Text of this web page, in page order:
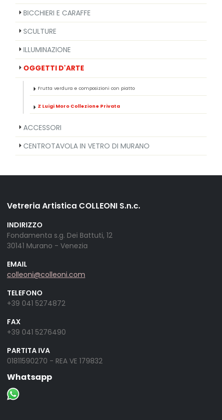
BICCHIERI E CARAFFE
SCULTURE
ILLUMINAZIONE
OGGETTI D'ARTE
Frutta verdura e composizioni con piatto
Z Luigi Moro Collezione Privata
ACCESSORI
CENTROTAVOLA IN VETRO DI MURANO
Vetreria Artistica COLLEONI S.n.c.
INDIRIZZO
Fondamenta s.g. Dei Battuti, 12
30141 Murano - Venezia
EMAIL
colleoni@colleoni.com
TELEFONO
+39 041 5274872
FAX
+39 041 5276490
PARTITA IVA
01811590270 - REA VE 179832
Whatsapp